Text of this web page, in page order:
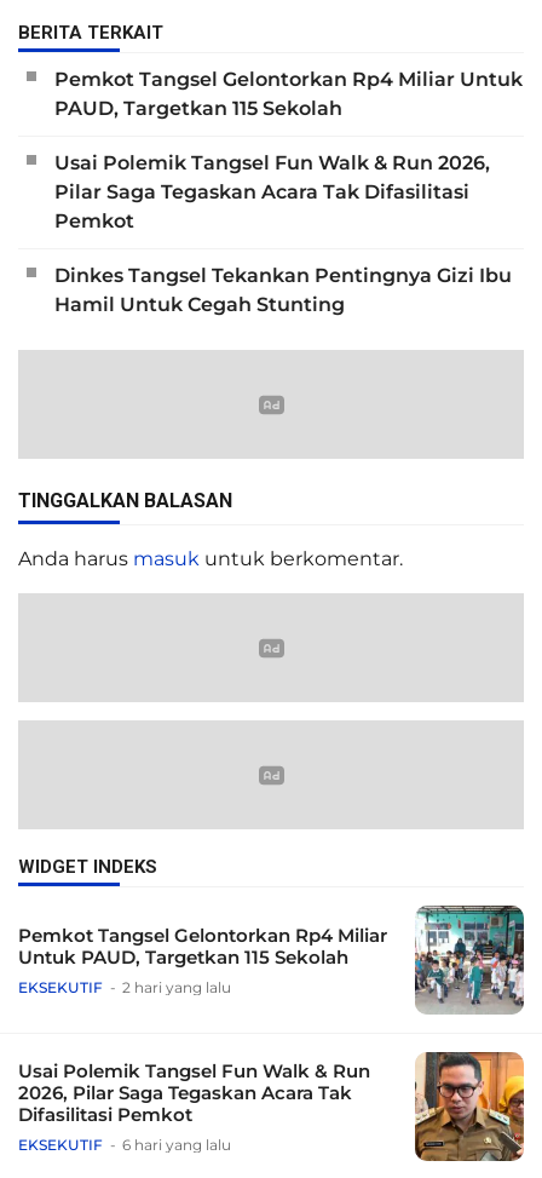
BERITA TERKAIT
Pemkot Tangsel Gelontorkan Rp4 Miliar Untuk
PAUD, Targetkan 115 Sekolah
Usai Polemik Tangsel Fun Walk & Run 2026,
Pilar Saga Tegaskan Acara Tak Difasilitasi
Pemkot
Dinkes Tangsel Tekankan Pentingnya Gizi Ibu
Hamil Untuk Cegah Stunting
TINGGALKAN BALASAN
Anda harus masuk untuk berkomentar.
WIDGET INDEKS
Pemkot Tangsel Gelontorkan Rp4 Miliar
Untuk PAUD, Targetkan 115 Sekolah
EKSEKUTIF 2 hari yang lalu
Usai Polemik Tangsel Fun Walk & Run
2026, Pilar Saga Tegaskan Acara Tak
Difasilitasi Pemkot
EKSEKUTIF 6 hari yang lalu